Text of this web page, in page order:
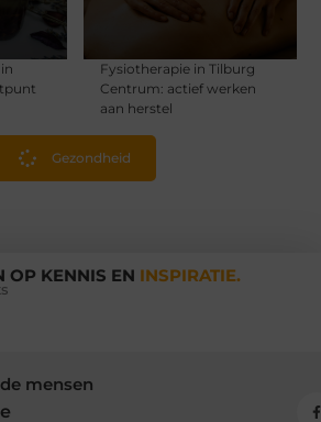
Fysiotherapie in Tilburg
Centrum: actief werken
aan herstel
Gezondheid
OP KENNIS EN INSPIRATIE.
mensen